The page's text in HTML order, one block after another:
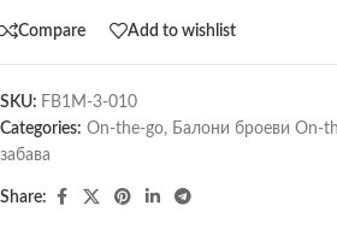
Compare Add to wishlist
SKU: FB1M-3-010
Categories: On-the-go, Балони броеви On-
забава
Share: